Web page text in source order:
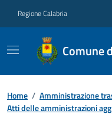
Regione Calabria
Comune
Home / Amministrazione
Atti delle amministrazioni